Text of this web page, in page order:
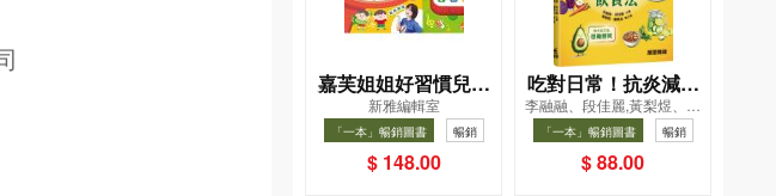
嘉芙姐姐好習慣兒歌
小手機
新雅編輯室
「一本」暢銷圖書 暢銷
$ 148.00
吃對日常！抗炎減糖
飲食法
李融融、段佳麗,黃梨煜、顧
凱辰
「一本」暢銷圖書 暢銷
$ 88.00